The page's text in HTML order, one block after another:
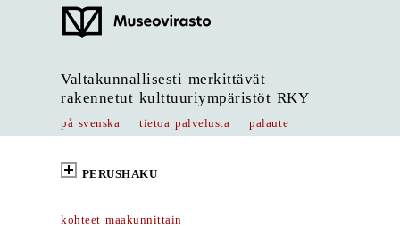
Valtakunnallisesti merkittävät
rakennetut kulttuuriympäristöt RKY
på svenska tietoa palvelusta palaute
PERUSHAKU
kohteet maakunnittain